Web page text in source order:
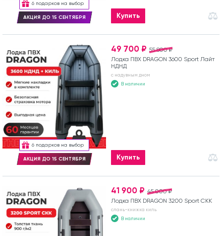
6 подарков на выбор
АКЦИЯ ДО 15 СЕНТЯБРЯ Купить
6 подарков на выбор
АКЦИЯ ДО 15 СЕНТЯБРЯ
55 800 ₽
49 700 ₽
Лодка ПВХ DRAGON 3600 Sport Лайт
НДНД
с надувным дном
В наличии
Купить
45 000 ₽
41 900 ₽
Лодка ПВХ DRAGON 3200 Sport СКК
слань-книжка киль
В наличии